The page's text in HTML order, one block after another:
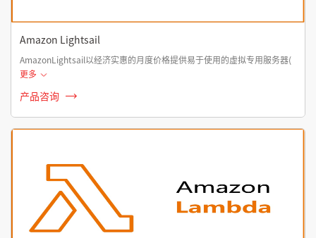
Amazon Lightsail
AmazonLightsail以经济实惠的月度价格提供易于使用的虚拟专用服务器(
更多
产品咨询